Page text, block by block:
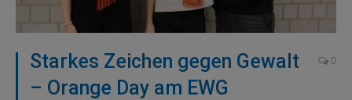
Starkes Zeichen gegen Gewalt
– Orange Day am EWG
0